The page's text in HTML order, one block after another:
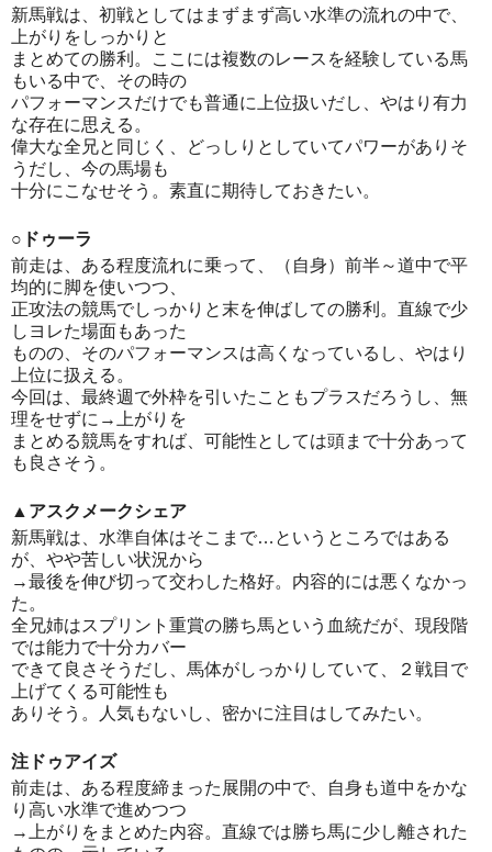
新馬戦は、初戦としてはまずまず高い水準の流れの中で、
上がりをしっかりと
まとめての勝利。ここには複数のレースを経験している馬
もいる中で、その時の
パフォーマンスだけでも普通に上位扱いだし、やはり有力
な存在に思える。
偉大な全兄と同じく、どっしりとしていてパワーがありそ
うだし、今の馬場も
十分にこなせそう。素直に期待しておきたい。
○ドゥーラ
前走は、ある程度流れに乗って、（自身）前半～道中で平
均的に脚を使いつつ、
正攻法の競馬でしっかりと末を伸ばしての勝利。直線で少
しヨレた場面もあった
ものの、そのパフォーマンスは高くなっているし、やはり
上位に扱える。
今回は、最終週で外枠を引いたこともプラスだろうし、無
理をせずに→上がりを
まとめる競馬をすれば、可能性としては頭まで十分あって
も良さそう。
▲アスクメークシェア
新馬戦は、水準自体はそこまで…というところではある
が、やや苦しい状況から
→最後を伸び切って交わした格好。内容的には悪くなかっ
た。
全兄姉はスプリント重賞の勝ち馬という血統だが、現段階
では能力で十分カバー
できて良さそうだし、馬体がしっかりしていて、２戦目で
上げてくる可能性も
ありそう。人気もないし、密かに注目はしてみたい。
注ドゥアイズ
前走は、ある程度締まった展開の中で、自身も道中をかな
り高い水準で進めつつ
→上がりをまとめた内容。直線では勝ち馬に少し離された